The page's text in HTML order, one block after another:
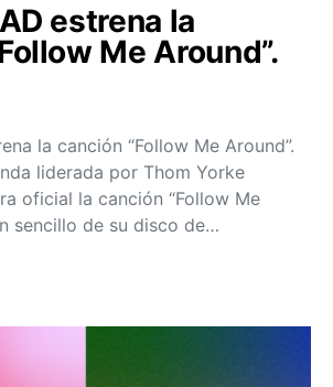
estrena la
Me Around”.
la canción “Follow Me Around”.
liderada por Thom Yorke
oficial la canción “Follow Me
sencillo de su disco de…